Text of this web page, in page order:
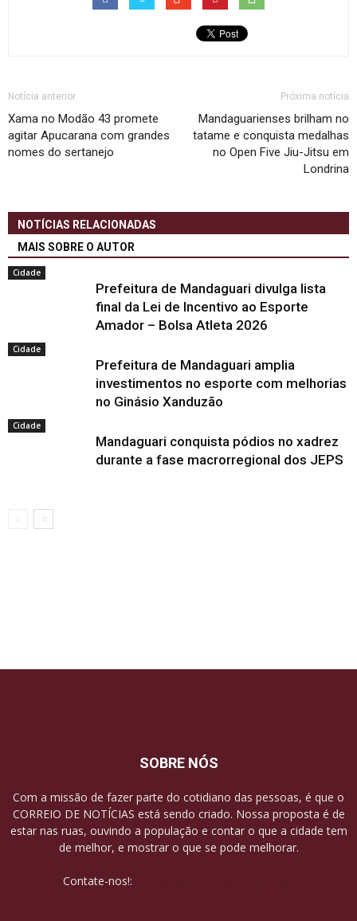
Notícia anterior
Xama no Modão 43 promete
agitar Apucarana com grandes
nomes do sertanejo
Próxima notícia
Mandaguarienses brilham no
tatame e conquista medalhas
no Open Five Jiu-Jitsu em
Londrina
NOTÍCIAS RELACIONADAS
MAIS SOBRE O AUTOR
Cidade
Prefeitura de Mandaguari divulga lista
final da Lei de Incentivo ao Esporte
Amador – Bolsa Atleta 2026
Cidade
Prefeitura de Mandaguari amplia
investimentos no esporte com melhorias
no Ginásio Xanduzão
Cidade
Mandaguari conquista pódios no xadrez
durante a fase macrorregional dos JEPS
SOBRE NÓS
Com a missão de fazer parte do cotidiano das pessoas, é que o
CORREIO DE NOTÍCIAS está sendo criado. Nossa proposta é de
estar nas ruas, ouvindo a população e contar o que a cidade tem
de melhor, e mostrar o que se pode melhorar.
Contate-nos!: